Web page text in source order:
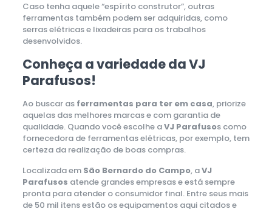
Caso tenha aquele “espírito construtor”, outras
ferramentas também podem ser adquiridas, como
serras elétricas e lixadeiras para os trabalhos
desenvolvidos.
Conheça a variedade da VJ
Parafusos!
Ao buscar as ferramentas para ter em casa, priorize
aquelas das melhores marcas e com garantia de
qualidade. Quando você escolhe aVJ Parafusos como
fornecedora de ferramentas elétricas, por exemplo, tem
certeza da realização de boas compras.
Localizada em São Bernardo do Campo, aVJ
Parafusos atende grandes empresas e está sempre
pronta para atender o consumidor final. Entre seus mais
de 50 mil itens estão os equipamentos aqui citados e